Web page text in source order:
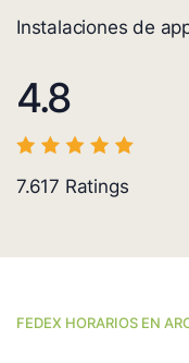
Instalaciones de
4.8
7.617 Ratings
FEDEX HORARIOS EN